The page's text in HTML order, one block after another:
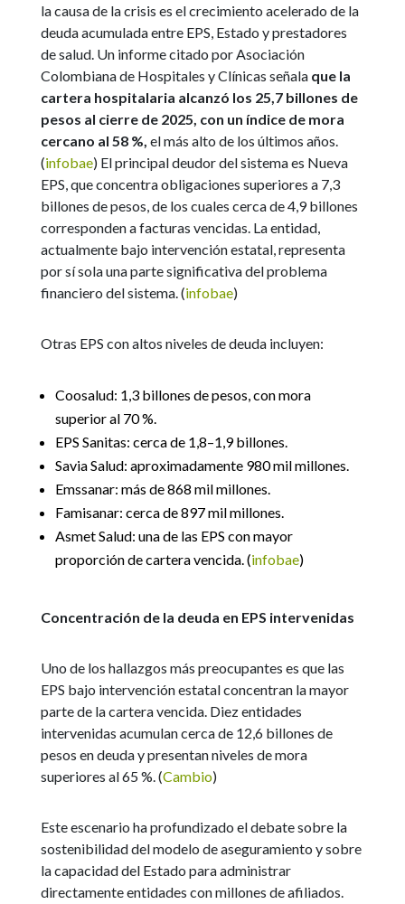
la causa de la crisis es el crecimiento acelerado de la
deuda acumulada entre EPS, Estado y prestadores
de salud. Un informe citado por Asociación
Colombiana de Hospitales y Clínicas señala que la
cartera hospitalaria alcanzó los 25,7 billones de
pesos al cierre de 2025, con un índice de mora
cercano al 58 %, el más alto de los últimos años.
(infobae) El principal deudor del sistema es Nueva
EPS, que concentra obligaciones superiores a 7,3
billones de pesos, de los cuales cerca de 4,9 billones
corresponden a facturas vencidas. La entidad,
actualmente bajo intervención estatal, representa
por sí sola una parte significativa del problema
financiero del sistema. (infobae)
Otras EPS con altos niveles de deuda incluyen:
Coosalud: 1,3 billones de pesos, con mora
superior al 70 %.
EPS Sanitas: cerca de 1,8–1,9 billones.
Savia Salud: aproximadamente 980 mil millones.
Emssanar: más de 868 mil millones.
Famisanar: cerca de 897 mil millones.
Asmet Salud: una de las EPS con mayor
proporción de cartera vencida. (infobae)
Concentración de la deuda en EPS intervenidas
Uno de los hallazgos más preocupantes es que las
EPS bajo intervención estatal concentran la mayor
parte de la cartera vencida. Diez entidades
intervenidas acumulan cerca de 12,6 billones de
pesos en deuda y presentan niveles de mora
superiores al 65 %. (Cambio)
Este escenario ha profundizado el debate sobre la
sostenibilidad del modelo de aseguramiento y sobre
la capacidad del Estado para administrar
directamente entidades con millones de afiliados.